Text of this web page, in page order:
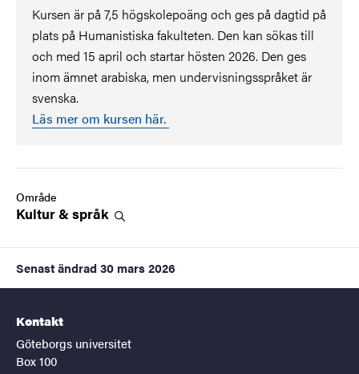
Kursen är på 7,5 högskolepoäng och ges på dagtid på
plats på Humanistiska fakulteten. Den kan sökas till
och med 15 april och startar hösten 2026. Den ges
inom ämnet arabiska, men undervisningsspråket är
svenska.
Läs mer om kursen här.
Område
Kultur &språk
Senast ändrad 30 mars 2026
Kontakt
Göteborgs universitet
Box 100